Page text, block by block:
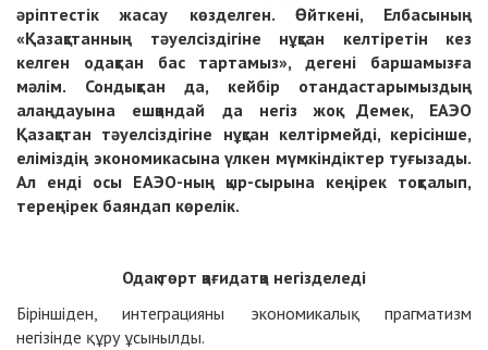
әріптестік жасау көзделген. Өйткені, Елбасының
«Қазақстанның тәуелсіздігіне нұқсан келтіретін кез
келген одақтан бас тартамыз», дегені баршамызға
мәлім. Сондықтан да, кейбір отандастарымыздың
алаңдауына ешқандай да негіз жоқ. Демек, ЕАЭО
Қазақстан тәуелсіздігіне нұқсан келтірмейді, керісінше,
еліміздің экономикасына үлкен мүмкіндіктер туғызады.
Ал енді осы ЕАЭО-ның қыр-сырына кеңірек тоқталып,
тереңірек баяндап көрелік.
Одақ төрт қағидатқа негізделеді
Біріншіден, интеграцияны эконо­ми­калық прагматизм
негізінде құру ұсынылды.